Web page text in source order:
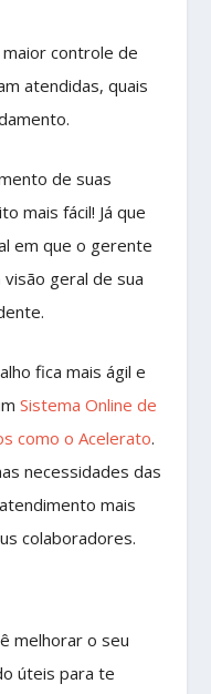
controle de
atendidas, quais
de suas
mais fácil! Já que
em que o gerente
geral de sua
fica mais ágil e
Sistema Online de
como o Acelerato.
necessidades das
mais
colaboradores.
melhorar o seu
úteis para te